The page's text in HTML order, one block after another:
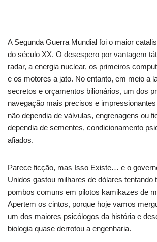
A Segunda Guerra Mundial foi o maior
do século XX. O desespero por vantagem
radar, a energia nuclear, os primeiros
e os motores a jato. No entanto, em meio a
secretos e orçamentos bilionários, um dos
navegação mais precisos e
não dependia de válvulas, engrenagens ou
dependia de sementes, condicionamento
afiados.
Parece ficção, mas Isso Existe… e o
Unidos gastou milhares de dólares tentando
pombos comuns em pilotos kamikazes de
Apertem os cintos, porque hoje vamos
um dos maiores psicólogos da história e
biologia quase derrotou a engenharia.